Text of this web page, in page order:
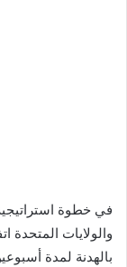
في خطوة
والولايات المتحدة
بالهدنة لمدة